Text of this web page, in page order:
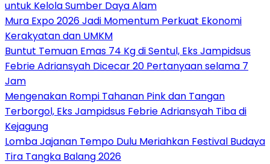
untuk Kelola Sumber Daya Alam
Mura Expo 2026 Jadi Momentum Perkuat Ekonomi
Kerakyatan dan UMKM
Buntut Temuan Emas 74 Kg di Sentul, Eks Jampidsus
Febrie Adriansyah Dicecar 20 Pertanyaan selama 7
Jam
Mengenakan Rompi Tahanan Pink dan Tangan
Terborgol, Eks Jampidsus Febrie Adriansyah Tiba di
Kejagung
Lomba Jajanan Tempo Dulu Meriahkan Festival Budaya
Tira Tangka Balang 2026